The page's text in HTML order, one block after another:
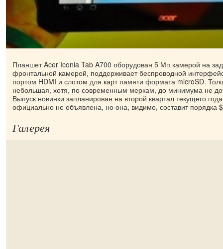
Планшет Acer Iconia Tab A700 оборудован 5 Мп камерой на
фронтальной камерой, поддерживает беспроводной
портом HDMI и слотом для карт памяти формата microSD.
небольшая, хотя, по современным меркам, до минимума не
Выпуск новинки запланирован на второй квартал текущего
официально не объявлена, но она, видимо, составит порядка
Галерея